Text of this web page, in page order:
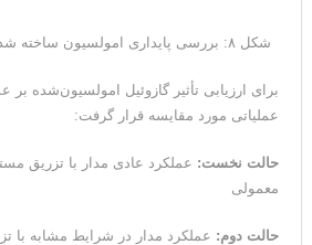
شکل ۸: بررسی پایداری امولسیون ساخته شده بعد از ۲ و ۴۸ ساعت
برای ارزیابی تأثیر گازوئیل امولسیون‌شده بر
عملیاتی مورد مقایسه قرار گرفت:
حالت نخست: عملکرد عادی مدار با تزریق
معمولی
حالت دوم: عملکرد مدار در شرایط مشابه با